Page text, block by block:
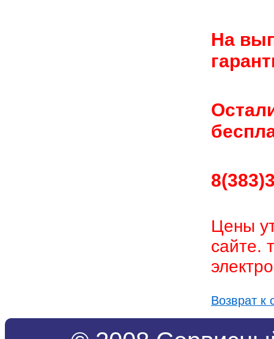
На
Цены
сайте.
Возврат к